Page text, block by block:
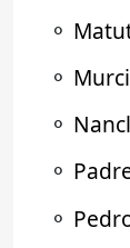
⚬
⚬
⚬
⚬
⚬